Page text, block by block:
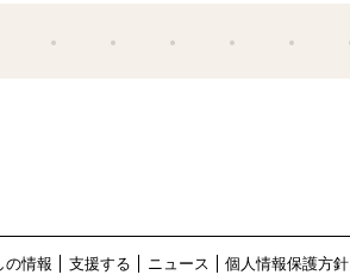
の情報 支援する ニュース 個人情報保護方針